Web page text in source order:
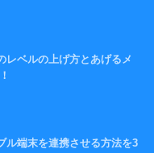
ベルの上げ方とあげるメ
端末を連携させる方法を3